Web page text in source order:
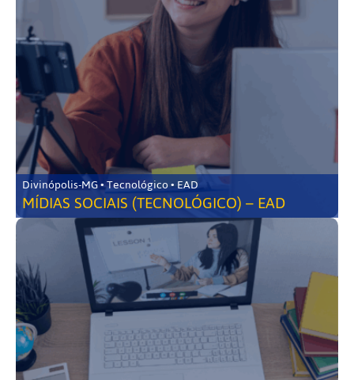
Divinópolis-MG • Tecnológico • EAD
MÍDIAS SOCIAIS (TECNOLÓGICO) – EAD